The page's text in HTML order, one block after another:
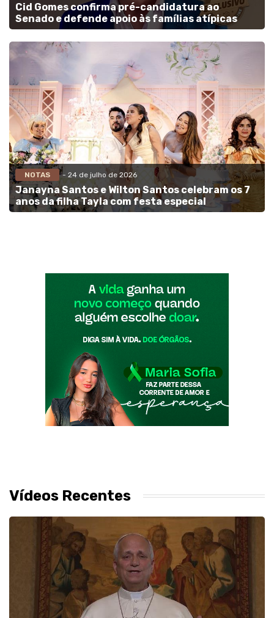
Cid Gomes confirma pré-candidatura ao
Senado e defende apoio às famílias atípicas
NOTAS - 24 de julho de 2026
Janayna Santos e Wilton Santos celebram os 7
anos da filha Tayla com festa especial
Vídeos Recentes